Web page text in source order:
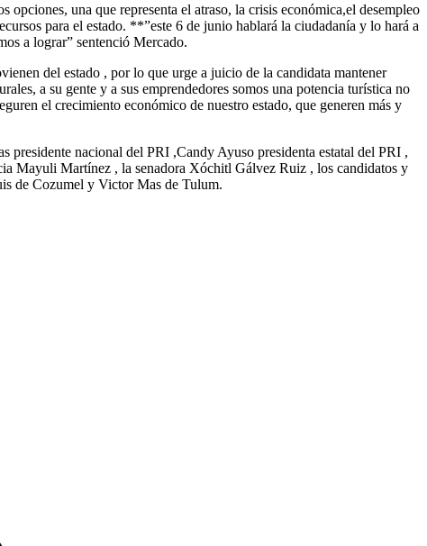
una que representa el atraso, la crisis económica,el desempleo
para el estado. **”este 6 de junio hablará la ciudadanía y lo hará a
a lograr” sentenció Mercado.
del estado , por lo que urge a juicio de la candidata mantener
a su gente y a sus emprendedores somos una potencia turística no
el crecimiento económico de nuestro estado, que generen más y
presidente nacional del PRI ,Candy Ayuso presidenta estatal del PRI ,
Mayuli Martínez , la senadora Xóchitl Gálvez Ruiz , los candidatos y
de Cozumel y Victor Mas de Tulum.